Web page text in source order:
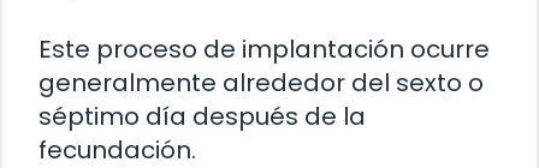
Este proceso de implantación ocurre
generalmente alrededor del sexto o
séptimo día después de la
fecundación.